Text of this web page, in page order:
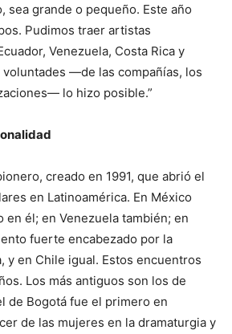
sea grande o pequeño. Este año
Pudimos traer artistas
Venezuela, Costa Rica y
voluntades —de las compañías, los
lo hizo posible.”
creado en 1991, que abrió el
en Latinoamérica. En México
en él; en Venezuela también; en
fuerte encabezado por la
y en Chile igual. Estos encuentros
Los más antiguos son los de
de Bogotá fue el primero en
de las mujeres en la dramaturgia y